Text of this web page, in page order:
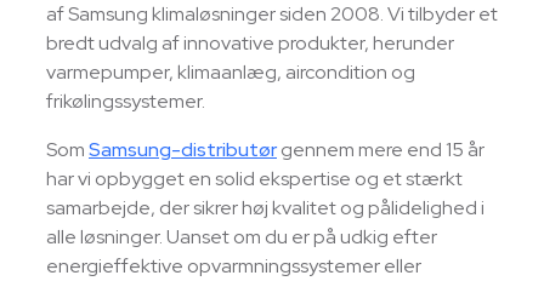
af Samsung klimaløsninger siden 2008. Vi tilbyder et
bredt udvalg af innovative produkter, herunder
varmepumper, klimaanlæg, aircondition og
frikølingssystemer.
SomSamsung-distributørgennem mere end 15 år
har vi opbygget en solid ekspertise og et stærkt
samarbejde, der sikrer høj kvalitet og pålidelighed i
alle løsninger. Uanset om du er på udkig efter
energieffektive opvarmningssystemer eller